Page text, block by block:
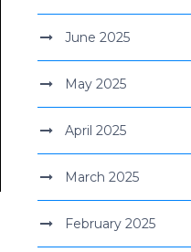
June 2025
May 2025
April 2025
March 2025
February 2025